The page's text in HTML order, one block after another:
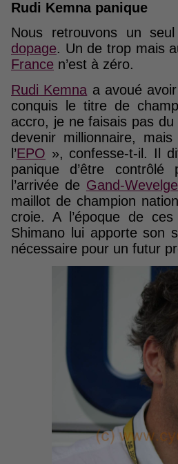
Rudi Kemna panique
Nous retrouvons un
dopage. Un de trop mais
France n’est à zéro.
Rudi Kemna a avoué
conquis le titre de
accro, je ne faisais pas
devenir millionnaire,
l’EPO », confesse-t-il. Il
panique d’être
l’arrivée de Gand-
maillot de champion
croie. A l’époque de
Shimano lui apporte son
nécessaire pour un futur